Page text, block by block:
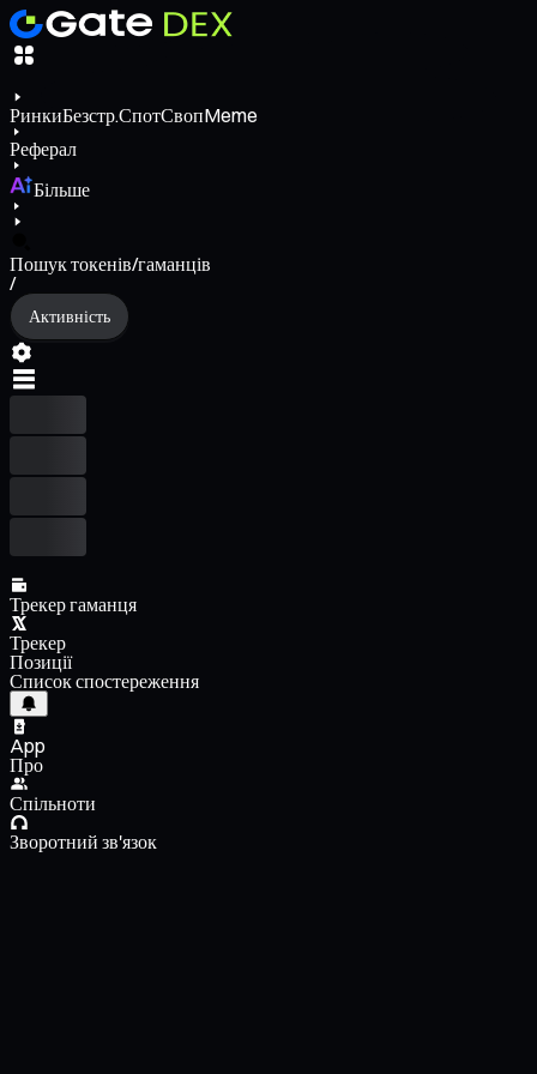
РинкиБезстр.СпотСвопMeme
Реферал
Більше
Пошук токенів/гаманців
/
Активність
Трекер гаманця
Трекер
Позиції
Список спостереження
App
Про
Спільноти
Зворотний зв'язок